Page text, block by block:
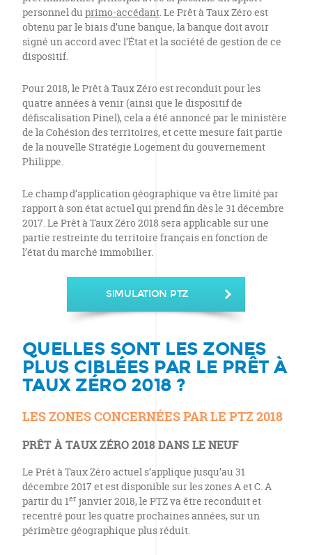
personnel du primo-accédant. Le Prêt à Taux Zéro est
obtenu par le biais d’une banque, la banque doit avoir
signé un accord avec l’État et la société de gestion de ce
dispositif.
Pour 2018, le Prêt à Taux Zéro est reconduit pour les
quatre années à venir (ainsi que le dispositif de
défiscalisation Pinel), cela a été annoncé par le ministère
de la Cohésion des territoires, et cette mesure fait partie
de la nouvelle Stratégie Logement du gouvernement
Philippe.
Le champ d’application géographique va être limité par
rapport à son état actuel qui prend fin dès le 31 décembre
2017. Le Prêt à Taux Zéro 2018 sera applicable sur une
partie restreinte du territoire français en fonction de
l’état du marché immobilier.
SIMULATION PTZ
QUELLES SONT LES ZONES
PLUS CIBLÉES PAR LE PRÊT À
TAUX ZÉRO 2018 ?
LES ZONES CONCERNÉES PAR LE PTZ 2018
PRÊT À TAUX ZÉRO 2018 DANS LE NEUF
Le Prêt à Taux Zéro actuel s’applique jusqu’au 31
décembre 2017 et est disponible sur les zones A et C. A
partir du 1er janvier 2018, le PTZ va être reconduit et
recentré pour les quatre prochaines années, sur un
périmètre géographique plus réduit.